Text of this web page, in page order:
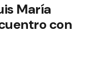
María
con